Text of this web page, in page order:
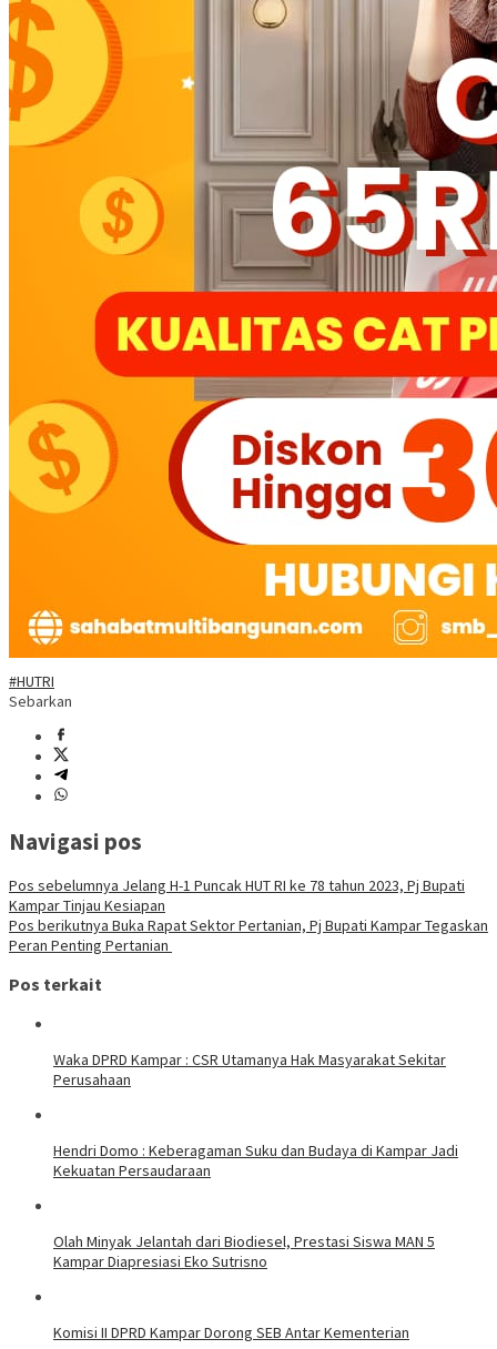
#HUTRI
Sebarkan
Navigasi pos
Pos sebelumnya Jelang H-1 Puncak HUT RI ke 78 tahun 2023, Pj Bupati
Kampar Tinjau Kesiapan
Pos berikutnya Buka Rapat Sektor Pertanian, Pj Bupati Kampar Tegaskan
Peran Penting Pertanian
Pos terkait
Waka DPRD Kampar : CSR Utamanya Hak Masyarakat Sekitar
Perusahaan
Hendri Domo : Keberagaman Suku dan Budaya di Kampar Jadi
Kekuatan Persaudaraan
Olah Minyak Jelantah dari Biodiesel, Prestasi Siswa MAN 5
Kampar Diapresiasi Eko Sutrisno
Komisi II DPRD Kampar Dorong SEB Antar Kementerian